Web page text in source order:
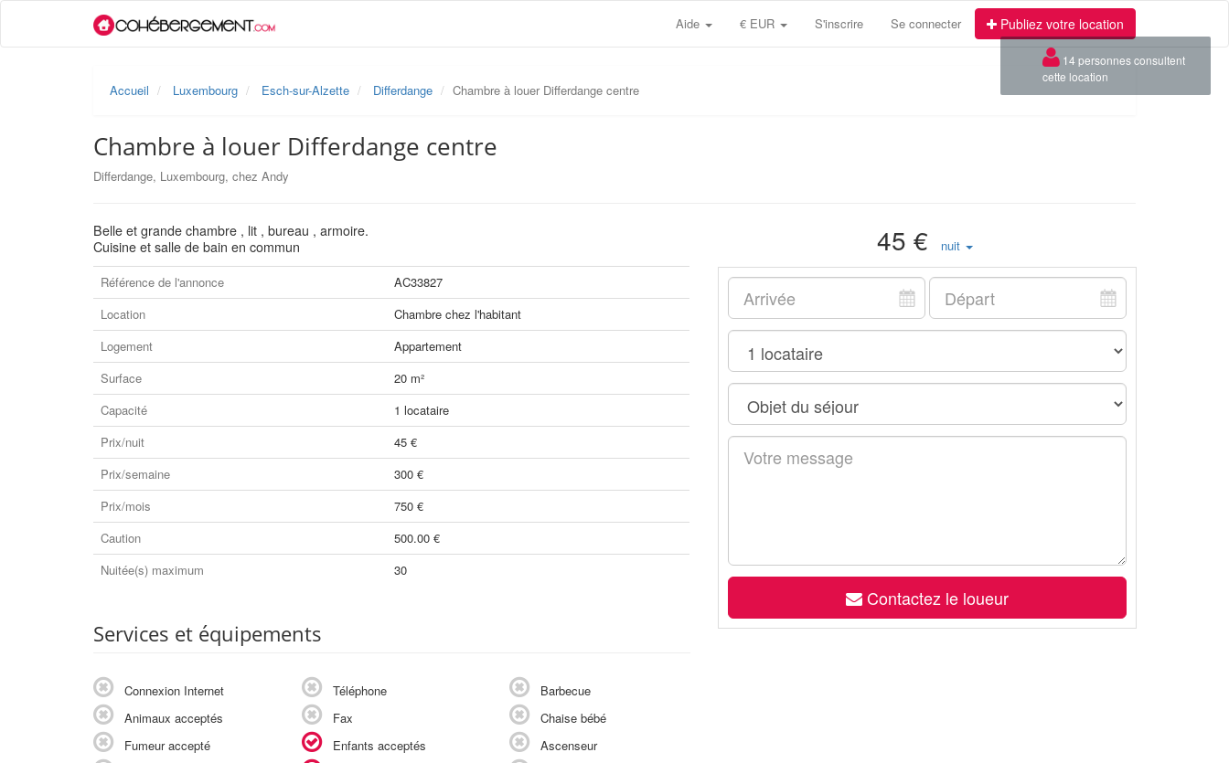
Aide € EUR S'inscrire Se connecter Publiez votre location
Accueil Luxembourg Esch-sur-Alzette Differdange Chambre à louer Differdange centre
Chambre à louer Differdange centre
Differdange, Luxembourg, chez Andy
45 € nuit
Contactez le loueur
Belle et grande chambre , lit , bureau , armoire.
Cuisine et salle de bain en commun
Référence de l'annonce
AC33827
Location
Chambre chez l'habitant
Logement
Appartement
Surface
20 m²
Capacité
1 locataire
Prix/nuit
45 €
Prix/semaine
300 €
Prix/mois
750 €
Caution
500.00 €
Nuitée(s) maximum
30
Services et équipements
Connexion Internet
Animaux acceptés
Fumeur accepté
Téléphone
Fax
Enfants acceptés
Barbecue
Chaise bébé
Ascenseur
×
14 personnes consultent
cette location